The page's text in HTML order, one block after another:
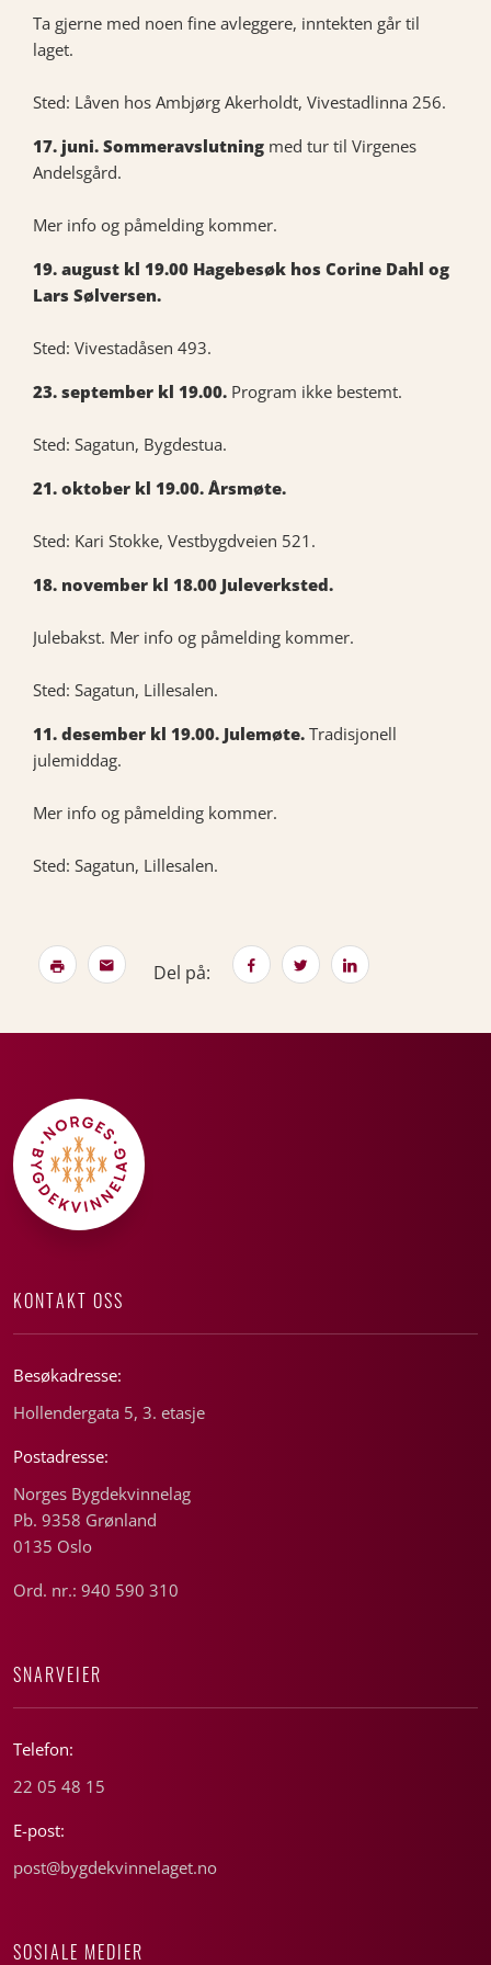
Ta gjerne med noen fine avleggere, inntekten går til
laget.
Sted: Låven hos Ambjørg Akerholdt, Vivestadlinna 256.
17. juni. Sommeravslutning med tur til Virgenes
Andelsgård.
Mer info og påmelding kommer.
19. august kl 19.00 Hagebesøk hos Corine Dahl og
Lars Sølversen.
Sted: Vivestadåsen 493.
23. september kl 19.00. Program ikke bestemt.
Sted: Sagatun, Bygdestua.
21. oktober kl 19.00. Årsmøte.
Sted: Kari Stokke, Vestbygdveien 521.
18. november kl 18.00 Juleverksted.
Julebakst. Mer info og påmelding kommer.
Sted: Sagatun, Lillesalen.
11. desember kl 19.00. Julemøte. Tradisjonell
julemiddag.
Mer info og påmelding kommer.
Sted: Sagatun, Lillesalen.
Del på:
KONTAKT OSS
Besøkadresse:
Hollendergata 5, 3. etasje
Postadresse:
Norges Bygdekvinnelag
Pb. 9358 Grønland
0135 Oslo
Ord. nr.: 940 590 310
SNARVEIER
Telefon:
22 05 48 15
E-post:
post@bygdekvinnelaget.no
SOSIALE MEDIER